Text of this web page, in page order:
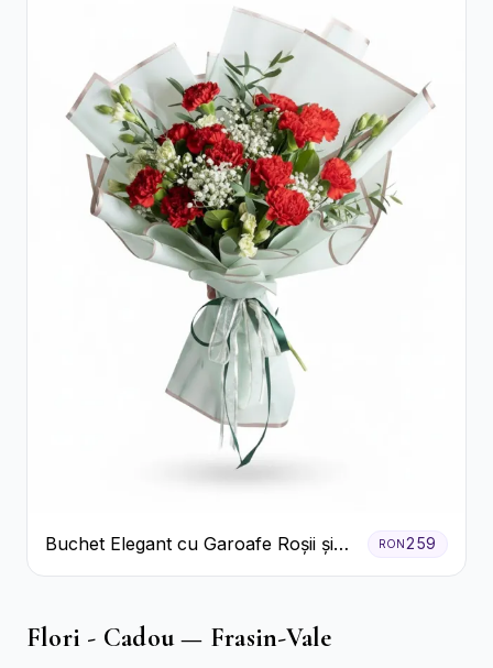
Buchet Elegant cu Garoafe Roșii și
Floarea Miresei
RON259
Flori - Cadou — Frasin-Vale